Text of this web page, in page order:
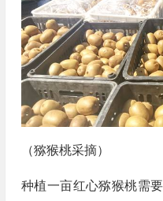
（猕猴桃采摘）
种植一亩红心猕猴桃需